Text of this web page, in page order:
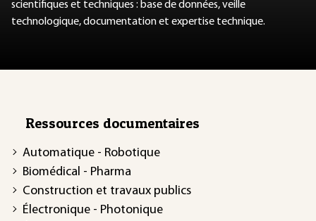
scientifiques et techniques : base de données, veille
technologique, documentation et expertise technique.
Ressources documentaires
Automatique - Robotique
Biomédical - Pharma
Construction et travaux publics
Électronique - Photonique